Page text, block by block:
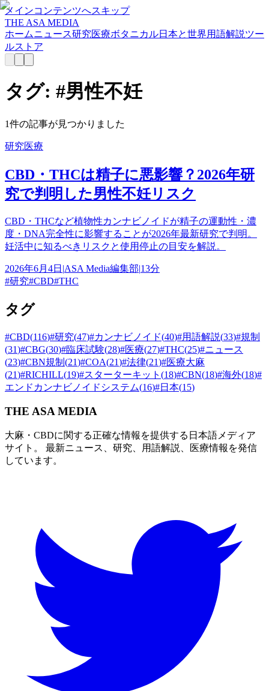
メインコンテンツへスキップ
THE ASA MEDIA
ホームニュース研究医療ボタニカル日本と世界用語解説ツー
ルストア
タグ: #男性不妊
1件の記事が見つかりました
研究医療
CBD・THCは精子に悪影響？2026年研
究で判明した男性不妊リスク
CBD・THCなど植物性カンナビノイドが精子の運動性・濃
度・DNA完全性に影響することが2026年最新研究で判明。
妊活中に知るべきリスクと使用停止の目安を解説。
2026年6月4日 |ASA Media編集部|13分
#研究#CBD#THC
タグ
#CBD(116)#研究(47)#カンナビノイド(40)#用語解説(33)#規制
(31)#CBG(30)#臨床試験(28)#医療(27)#THC(25)#ニュース
(23)#CBN規制 (21)#COA(21)#法律(21)#医療大麻
(21)#RICHILL(19)#スターターキット (18)#CBN(18)#海外(18)#
エンドカンナビノイドシステム(16)#日本(15)
THE ASA MEDIA
大麻・CBDに関する正確な情報を提供する日本語メディア
サイト。 最新ニュース、研究、用語解説、医療情報を発信
しています。